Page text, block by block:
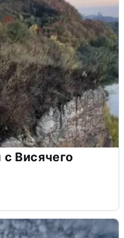
Висячего